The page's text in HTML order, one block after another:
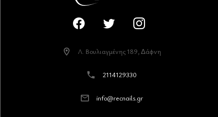
Λ. Βουλιαγµένης 189, ∆άφνη
2114129330
info@recnails.gr